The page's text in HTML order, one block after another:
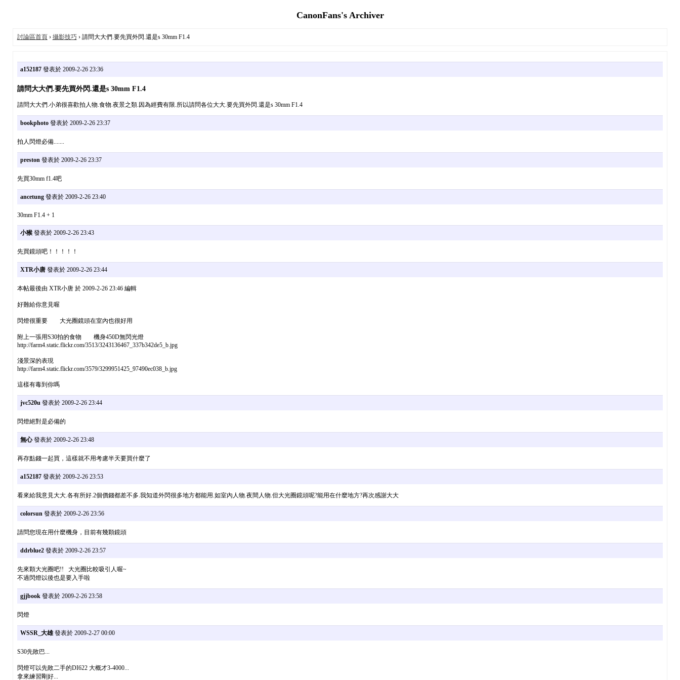
CanonFans's Archiver
討論區首頁› 攝影技巧› 請問大大們.要先買外閃.還是s 30mm F1.4
a152187發表於 2009-2-26 23:36
請問大大們.要先買外閃.還是s 30mm F1.4
請問大大們.小弟很喜歡拍人物.食物.夜景之類.因為經費有限.所以請問各位大大.要先買外閃.還是s 30mm F1.4
bookphoto發表於 2009-2-26 23:37
拍人閃燈必備.......
preston發表於 2009-2-26 23:37
先買30mm f1.4吧
ancetung發表於 2009-2-26 23:40
30mm F1.4 + 1
小猴發表於 2009-2-26 23:43
先買鏡頭吧！！！！！
XTR小唐發表於 2009-2-26 23:44
本帖最後由 XTR小唐 於 2009-2-26 23:46 編輯
好難給你意見喔
閃燈很重要 大光圈鏡頭在室內也很好用
附上一張用S30拍的食物 機身450D無閃光燈
http://farm4.static.flickr.com/3513/3243136467_337b342de5_b.jpg
淺景深的表現
http://farm4.static.flickr.com/3579/3299951425_97490ec038_b.jpg
這樣有毒到你嗎
jvc520u發表於 2009-2-26 23:44
閃燈絕對是必備的
無心發表於 2009-2-26 23:48
再存點錢一起買，這樣就不用考慮半天要買什麼了
a152187發表於 2009-2-26 23:53
看來給我意見大大.各有所好.2個價錢都差不多.我知道外閃很多地方都能用.如室內人物.夜間人物.但大光圈鏡頭呢?能用在什麼地方?再次感謝大大
colorsun發表於 2009-2-26 23:56
請問您現在用什麼機身，目前有幾顆鏡頭
ddrblue2發表於 2009-2-26 23:57
先來顆大光圈吧!! 大光圈比較吸引人喔~
不過閃燈以後也是要入手啦
gjjbook發表於 2009-2-26 23:58
閃燈
WSSR_大雄發表於 2009-2-27 00:00
S30先敗巴...
閃燈可以先敗二手的DI622 大概才3-4000...
拿來練習剛好...